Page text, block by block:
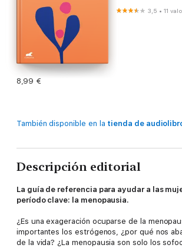
3,5 •11
8,99 €
También disponible en la tienda de
Descripción editorial
La guía de referencia para ayudar a las
período clave: la menopausia.
¿Es una exageración ocuparse de la
importantes los estrógenos, ¿por qué nos
de la vida? ¿La menopausia son solo los